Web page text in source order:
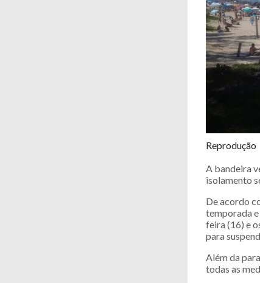
Reprodução
A bandeira
isolamento
De acordo
temporada
feira (16) e
para
Além da
todas as